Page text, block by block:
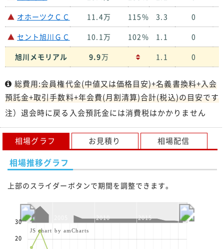
▲ オホーツクＣＣ 11.4万 115% 3.3 0
▲ セント旭川ＧＣ 10.1万 102% 1.1 0
旭川メモリアル
9.9万 1.1 0
総費用:会員権代金(中値又は価格目安)+名義書換料+入会
預託金+取引手数料+年会費(月割清算)合計(税込)の目安です
注）退会時に戻る入会預託金には消費税はかかりません
相場グラフ お見積り 相場配信
相場推移グラフ
上部のスライダーボタンで期間を調整できます。
2010 2015 2020
20
30
JS chart by amCharts